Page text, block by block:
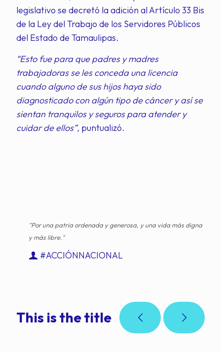
legislativo se decretó la adición al Artículo 33 Bis
de la Ley del Trabajo de los Servidores Públicos
del Estado de Tamaulipas.
“Esto fue para que padres y madres
trabajadoras se les conceda una licencia
cuando alguno de sus hijos haya sido
diagnosticado con algún tipo de cáncer y así se
sientan tranquilos y seguros para atender y
cuidar de ellos”, puntualizó.
"Por una patria ordenada y generosa, y una vida más digna
y más libre."
#ACCIÓNNACIONAL
This is the title